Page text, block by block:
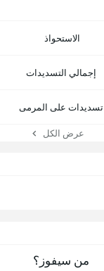
الاستحواذ
إجمالي التسديدات
تسديدات على المرمى
عرض الكل
من سيفوز؟